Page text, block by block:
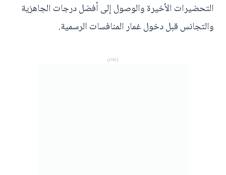
التحضيرات الأخيرة والوصول إلى أفضل درجات الجاهزية
والتجانس قبل دخول غمار المنافسات الرسمية.
إعلان